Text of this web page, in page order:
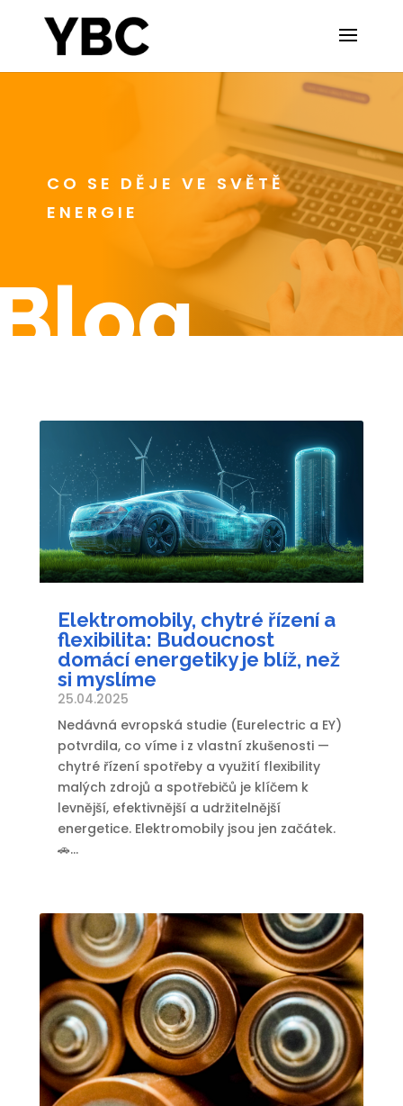
CO SE DĚJE VE SVĚTĚ
ENERGIE
Elektromobily, chytré řízení a
flexibilita: Budoucnost
domácí energetiky je blíž, než
si myslíme
25.04.2025
Nedávná evropská studie (Eurelectric a EY)
potvrdila, co víme i z vlastní zkušenosti —
chytré řízení spotřeby a využití flexibility
malých zdrojů a spotřebičů je klíčem k
levnější, efektivnější a udržitelnější
energetice. Elektromobily jsou jen začátek.
🚗...